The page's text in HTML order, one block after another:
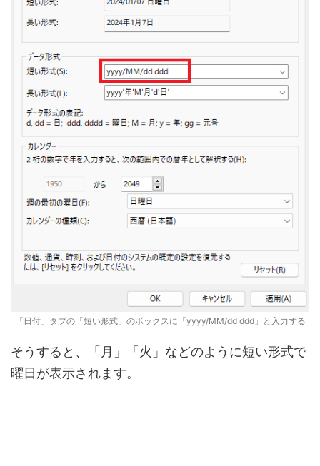
「日付」タブの「短い形式」のボックスに「yyyy/MM/dd ddd」と入力する
そうすると、「月」「火」などのように短い形式で
曜日が表示されます。